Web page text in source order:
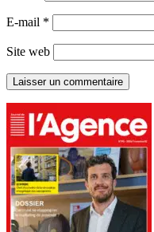
E-mail *
Site web